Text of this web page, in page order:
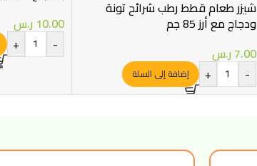
شيزر طعام قطط رطب شرائح تونة
ودجاج مع أرز 85 جم
7.00ر.س
-
+ إضافة إلى السلة
10.00 ر.س
-
+